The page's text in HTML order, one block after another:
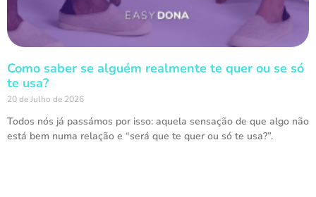
Como saber se alguém realmente te quer ou se só
te usa?
20 de Julho de 2026
Todos nós já passámos por isso: aquela sensação de que algo não
está bem numa relação e “será que te quer ou só te usa?”.